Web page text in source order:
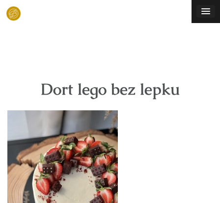
Skip
Dort lego bez lepku